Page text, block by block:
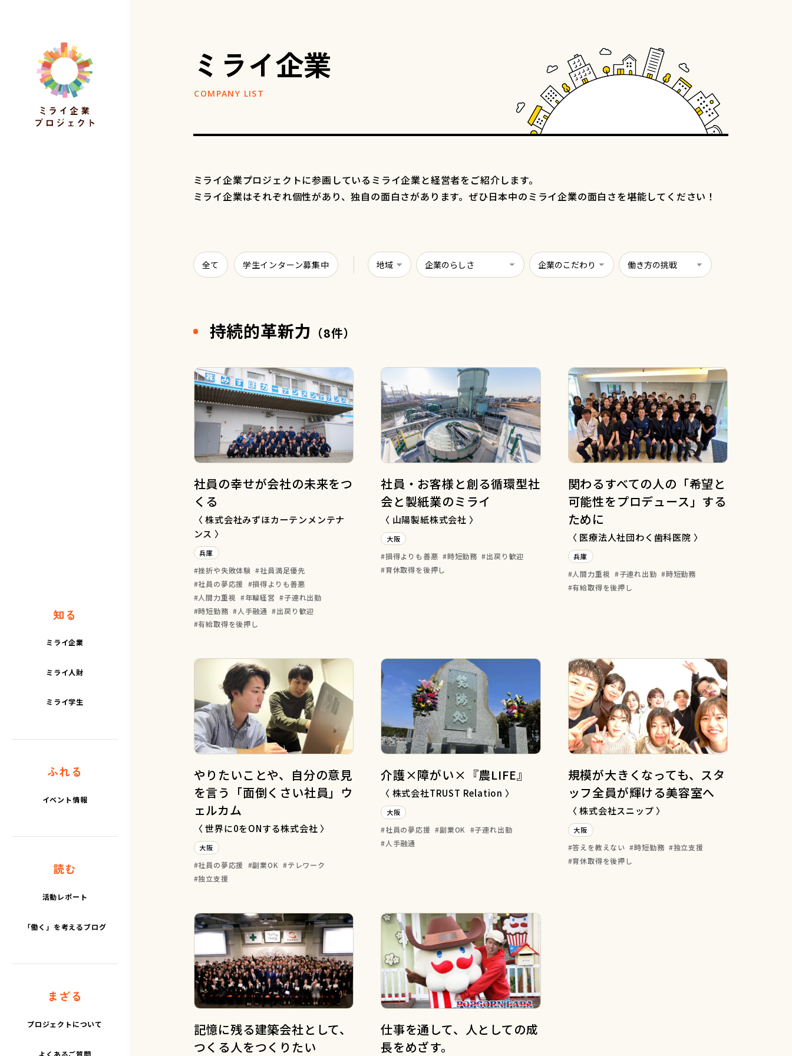
知る
ミライ企業
ミライ人財
ミライ学生
ふれる
イベント情報
読む
活動レポート
「働く」を考えるブログ
まざる
プロジェクトについて
よくあるご質問
ミライ企業
ミライ企業プロジェクトに参画しているミライ企業と経営者をご紹介します。
ミライ企業はそれぞれ個性があり、独自の面白さがあります。ぜひ日本中のミライ企業の面白さを堪能してください！
全て 学生インターン募集中
持続的革新力 （8件）
社員の幸せが会社の未来をつ
くる
〈 株式会社みずほカーテンメンテナ
ンス 〉
兵庫
挫折や失敗体験
社員満足優先
社員の夢応援
損得よりも善悪
人間力重視
年輪経営
子連れ出勤
時短勤務
人手融通
出戻り歓迎
有給取得を後押し
社員・お客様と創る循環型社
会と製紙業のミライ
〈 山陽製紙株式会社 〉
大阪
損得よりも善悪 時短勤務
出戻り歓迎
育休取得を後押し
関わるすべての人の「希望と
可能性をプロデュース」する
ために
〈 医療法人社団わく歯科医院 〉
兵庫
人間力重視 子連れ出勤
時短勤務
有給取得を後押し
やりたいことや、自分の意見
を言う「面倒くさい社員」ウ
ェルカム
〈 世界に0をONする株式会社 〉
大阪
社員の夢応援 副業OK
テレワーク
独立支援
介護×障がい×『農LIFE』
〈 株式会社TRUST Relation 〉
大阪
社員の夢応援 副業OK
子連れ出勤
人手融通
規模が大きくなっても、スタ
ッフ全員が輝ける美容室へ
〈 株式会社スニップ 〉
大阪
答えを教えない 時短勤務
独立支援
育休取得を後押し
記憶に残る建築会社として、
つくる人をつくりたい
仕事を通して、人としての成
長をめざす。